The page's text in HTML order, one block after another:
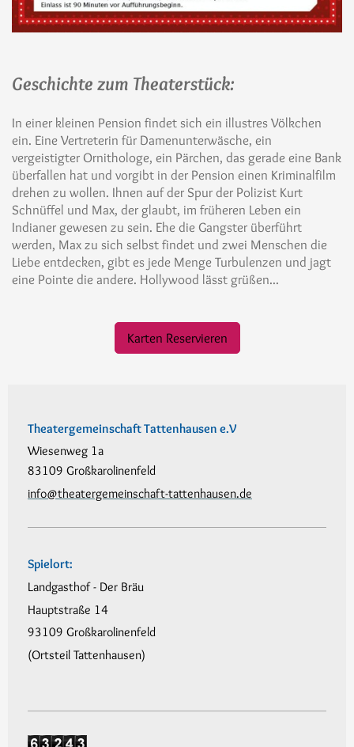
Geschichte zum Theaterstück:
In einer kleinen Pension findet sich ein illustres Völkchen
ein. Eine Vertreterin für Damenunterwäsche, ein
vergeistigter Ornithologe, ein Pärchen, das gerade eine Bank
überfallen hat und vorgibt in der Pension einen Kriminalfilm
drehen zu wollen. Ihnen auf der Spur der Polizist Kurt
Schnüffel und Max, der glaubt, im früheren Leben ein
Indianer gewesen zu sein. Ehe die Gangster überführt
werden, Max zu sich selbst findet und zwei Menschen die
Liebe entdecken, gibt es jede Menge Turbulenzen und jagt
eine Pointe die andere. Hollywood lässt grüßen...
Karten Reservieren
Theatergemeinschaft Tattenhausen e.V
Wiesenweg 1a
83109 Großkarolinenfeld
info@theatergemeinschaft-tattenhausen.de
Spielort:
Landgasthof - Der Bräu
Hauptstraße 14
93109 Großkarolinenfeld
(Ortsteil Tattenhausen)